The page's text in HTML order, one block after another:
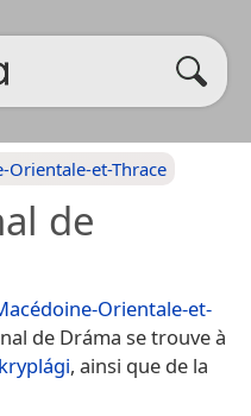
Orientale-et-Thrace
de
Orientale-et-
de Dráma se trouve à
, ainsi que de la